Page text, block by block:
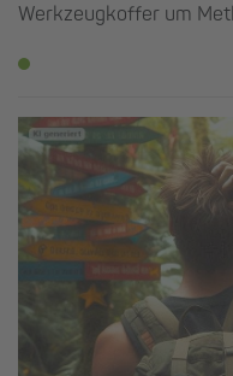
Werkzeugkoffer um